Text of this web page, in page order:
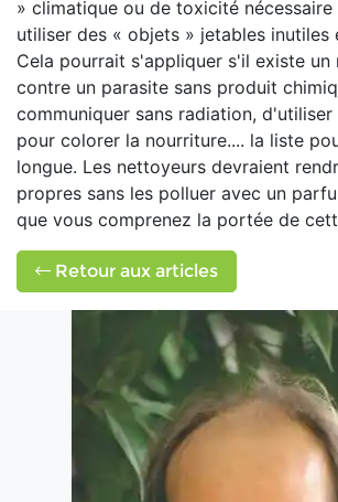
» climatique ou de toxicité
utiliser des « objets » jetables inutiles
Cela pourrait s'appliquer s'il existe
contre un parasite sans produit
communiquer sans radiation, d'utiliser
pour colorer la nourriture.... la liste
longue. Les nettoyeurs devraient
propres sans les polluer avec un
que vous comprenez la portée de
Retour aux articles